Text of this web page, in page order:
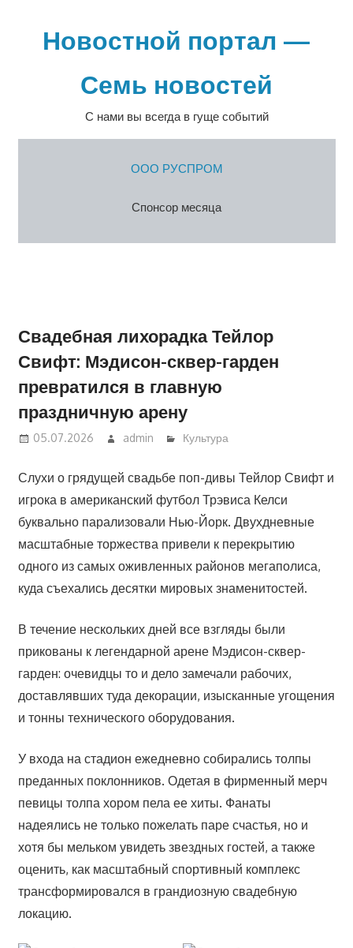
содержимомуНовостной портал —
Семь новостей
С нами вы всегда в гуще событий
ООО РУСПРОМ
Спонсор месяца
Свадебная лихорадка Тейлор
Свифт: Мэдисон-сквер-гарден
превратился в главную
праздничную арену
05.07.2026 admin Культура
Слухи о грядущей свадьбе поп-дивы Тейлор Свифт и
игрока в американский футбол Трэвиса Келси
буквально парализовали Нью-Йорк. Двухдневные
масштабные торжества привели к перекрытию
одного из самых оживленных районов мегаполиса,
куда съехались десятки мировых знаменитостей.
В течение нескольких дней все взгляды были
прикованы к легендарной арене Мэдисон-сквер-
гарден: очевидцы то и дело замечали рабочих,
доставлявших туда декорации, изысканные угощения
и тонны технического оборудования.
У входа на стадион ежедневно собирались толпы
преданных поклонников. Одетая в фирменный мерч
певицы толпа хором пела ее хиты. Фанаты
надеялись не только пожелать паре счастья, но и
хотя бы мельком увидеть звездных гостей, а также
оценить, как масштабный спортивный комплекс
трансформировался в грандиозную свадебную
локацию.